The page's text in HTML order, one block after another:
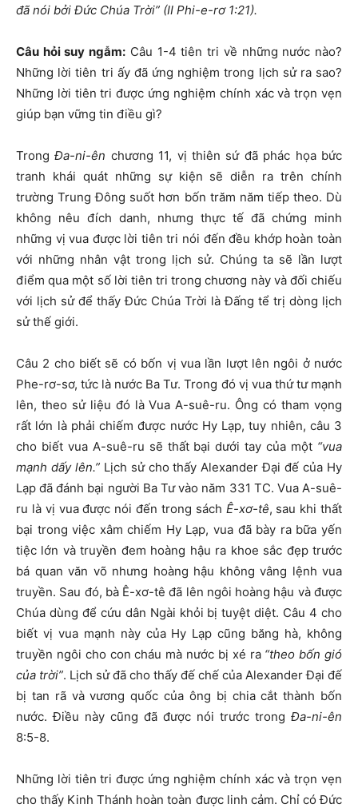
đã nói bởi Đức Chúa Trời” (II Phi-e-rơ 1:21).
Câu hỏi suy ngẫm: Câu 1-4 tiên tri về những nước nào?
Những lời tiên tri ấy đã ứng nghiệm trong lịch sử ra sao?
Những lời tiên tri được ứng nghiệm chính xác và trọn vẹn
giúp bạn vững tin điều gì?
TrongĐa-ni-ên chương 11, vị thiên sứ đã phác họa bức
tranh khái quát những sự kiện sẽ diễn ra trên chính
trường Trung Đông suốt hơn bốn trăm năm tiếp theo. Dù
không nêu đích danh, nhưng thực tế đã chứng minh
những vị vua được lời tiên tri nói đến đều khớp hoàn toàn
với những nhân vật trong lịch sử. Chúng ta sẽ lần lượt
điểm qua một số lời tiên tri trong chương này và đối chiếu
với lịch sử để thấy Đức Chúa Trời là Đấng tể trị dòng lịch
sử thế giới.
Câu 2 cho biết sẽ có bốn vị vua lần lượt lên ngôi ở nước
Phe-rơ-sơ, tức là nước Ba Tư. Trong đó vị vua thứ tư mạnh
lên, theo sử liệu đó là Vua A-suê-ru. Ông có tham vọng
rất lớn là phải chiếm được nước Hy Lạp, tuy nhiên, câu 3
cho biết vua A-suê-ru sẽ thất bại dưới tay của một “vua
mạnh dấy lên.”Lịch sử cho thấy Alexander Đại đế của Hy
Lạp đã đánh bại người Ba Tư vào năm 331 TC. Vua A-suê-
ru là vị vua được nói đến trong sách Ê-xơ-tê, sau khi thất
bại trong việc xâm chiếm Hy Lạp, vua đã bày ra bữa yến
tiệc lớn và truyền đem hoàng hậu ra khoe sắc đẹp trước
bá quan văn võ nhưng hoàng hậu không vâng lệnh vua
truyền. Sau đó, bà Ê-xơ-tê đã lên ngôi hoàng hậu và được
Chúa dùng để cứu dân Ngài khỏi bị tuyệt diệt. Câu 4 cho
biết vị vua mạnh này của Hy Lạp cũng băng hà, không
truyền ngôi cho con cháu mà nước bị xé ra “theo bốn gió
của trời”. Lịch sử đã cho thấy đế chế của Alexander Đại đế
bị tan rã và vương quốc của ông bị chia cắt thành bốn
nước. Điều này cũng đã được nói trước trong Đa-ni-ên
8:5-8.
Những lời tiên tri được ứng nghiệm chính xác và trọn vẹn
cho thấy Kinh Thánh hoàn toàn được linh cảm. Chỉ có Đức